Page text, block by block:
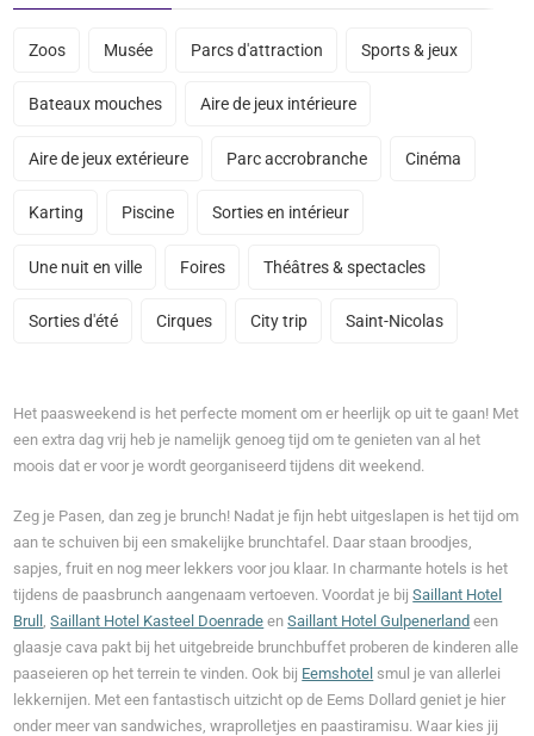
Zoos Musée Parcs d'attraction Sports & jeux
Bateaux mouches Aire de jeux intérieure
Aire de jeux extérieure Parc accrobranche Cinéma
Karting Piscine Sorties en intérieur
Une nuit en ville Foires Théâtres & spectacles
Sorties d'été Cirques City trip Saint-Nicolas
Het paasweekend is het perfecte moment om er heerlijk op uit te gaan! Met
een extra dag vrij heb je namelijk genoeg tijd om te genieten van al het
moois dat er voor je wordt georganiseerd tijdens dit weekend.
Zeg je Pasen, dan zeg je brunch! Nadat je fijn hebt uitgeslapen is het tijd om
aan te schuiven bij een smakelijke brunchtafel. Daar staan broodjes,
sapjes, fruit en nog meer lekkers voor jou klaar. In charmante hotels is het
tijdens de paasbrunch aangenaam vertoeven. Voordat je bijSaillant Hotel
Brull
,Saillant Hotel Kasteel Doenrade enSaillant Hotel Gulpenerland een
glaasje cava pakt bij het uitgebreide brunchbuffet proberen de kinderen alle
paaseieren op het terrein te vinden. Ook bij Eemshotel smul je van allerlei
lekkernijen. Met een fantastisch uitzicht op de Eems Dollard geniet je hier
onder meer van sandwiches, wraprolletjes en paastiramisu. Waar kies jij